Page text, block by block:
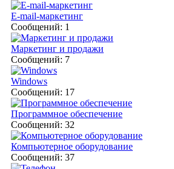
E-mail-маркетинг
Сообщений: 1
Маркетинг и продажи
Сообщений: 7
Windows
Сообщений: 17
Программное обеспечение
Сообщений: 32
Компьютерное оборудование
Сообщений: 37